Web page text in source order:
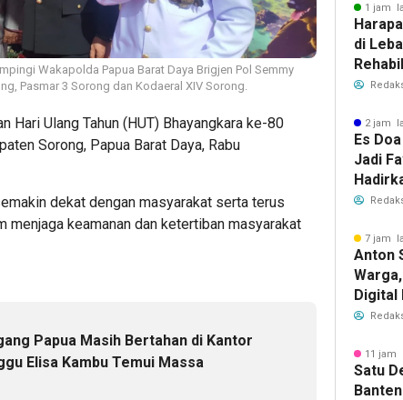
Wakapolda Papua Barat Daya Brigjen Pol Semmy
Pasmar 3 Sorong dan Kodaeral XIV Sorong.
Hari Ulang Tahun (HUT) Bhayangkara ke-80
Sorong, Papua Barat Daya, Rabu
dekat dengan masyarakat serta terus
menjaga keamanan dan ketertiban masyarakat
Papua Masih Bertahan di Kantor
Elisa Kambu Temui Massa
1 jam
di
Dibuka
2 jam
Es
Jadi
Es
7 jam
Anton
Digital
11 jam
Satu